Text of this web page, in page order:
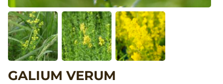
GALIUM VERUM